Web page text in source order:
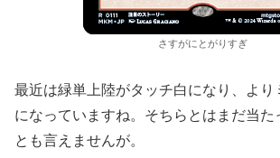
さすがにとがりすぎ
最近は緑単上陸がタッチ白になり、より
になっていますね。そちらとはまだ当た
とも言えませんが。